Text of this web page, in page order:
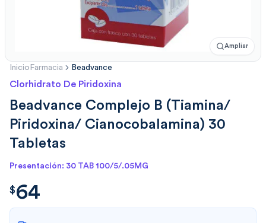
Ampliar
Inicio Farmacia Beadvance
Clorhidrato De Piridoxina
Beadvance Complejo B (Tiamina/
Piridoxina/ Cianocobalamina) 30
Tabletas
Presentación: 30 TAB 100/5/.05MG
$64.00
$64